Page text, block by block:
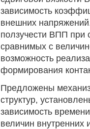
зависимость
внешних
ползучести ВПП при
сравнимых с
возможность
формирования
Предложены
структур,
зависимость
величин